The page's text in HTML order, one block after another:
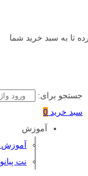
تا به سبد خرید شما
جستجو برای:
سبد خرید 0
آموزش
آموزش
نت پیانو